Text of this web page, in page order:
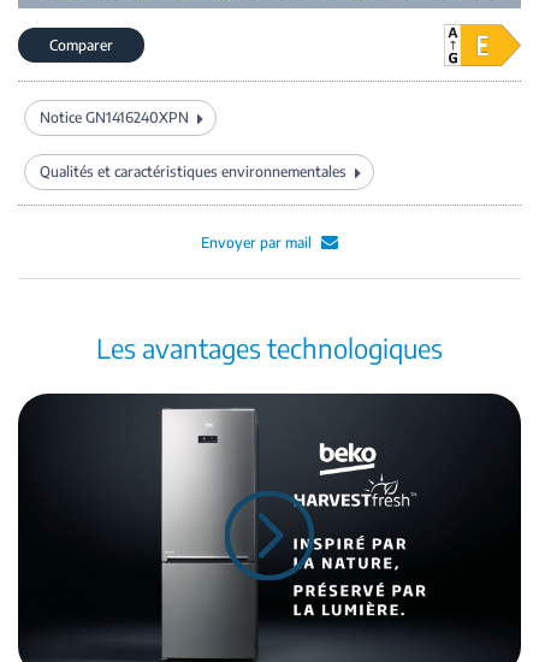
Comparer
Notice GN1416240XPN
Qualités et caractéristiques environnementales
Envoyer par mail
Les avantages technologiques